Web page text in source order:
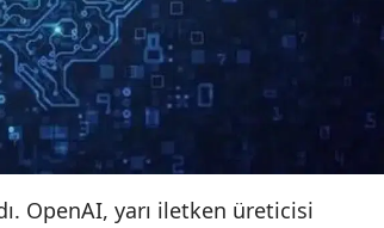
Çorum
Denizli
Diyarbakır
Edirne
Elazığ
OpenAI, yarı iletken üreticisi